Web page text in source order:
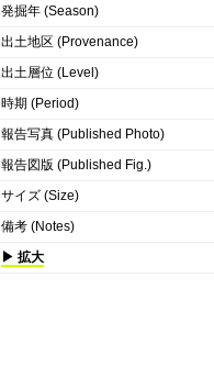
発掘年 (Season)
出土地区 (Provenance)
出土層位 (Level)
時期 (Period)
報告写真 (Published Photo)
報告図版 (Published Fig.)
サイズ (Size)
備考 (Notes)
▶ 拡大